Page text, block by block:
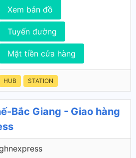
Xem bản đồ
Tuyến đường
Mặt tiền cửa hàng
HUB STATION
Bắc Giang - Giao hàng